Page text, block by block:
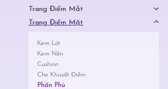
Trang Điểm Mắt
Trang Điểm Mặt
Kem Lót
Kem Nền
Cushion
Che Khuyết Điểm
Phấn Phủ